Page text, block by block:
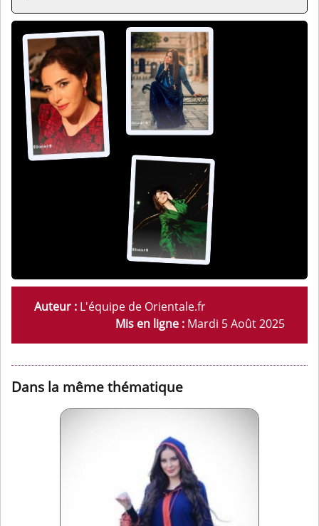
Auteur : L'équipe de Orientale.fr
Mis en ligne : Mardi 5 Août 2025
Dans la même thématique